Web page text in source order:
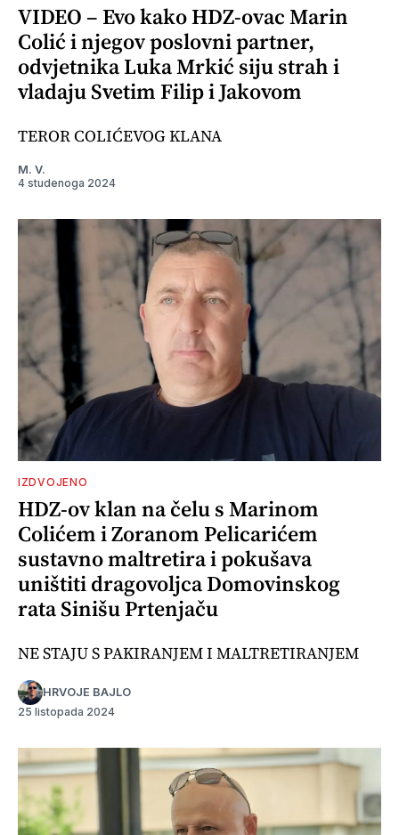
VIDEO – Evo kako HDZ-ovac Marin
Colić i njegov poslovni partner,
odvjetnika Luka Mrkić siju strah i
vladaju Svetim Filip i Jakovom
TEROR COLIĆEVOG KLANA
M. V.
4 studenoga 2024
IZDVOJENO
HDZ-ov klan na čelu s Marinom
Colićem i Zoranom Pelicarićem
sustavno maltretira i pokušava
uništiti dragovoljca Domovinskog
rata Sinišu Prtenjaču
NE STAJU S PAKIRANJEM I MALTRETIRANJEM
HRVOJE BAJLO
25 listopada 2024